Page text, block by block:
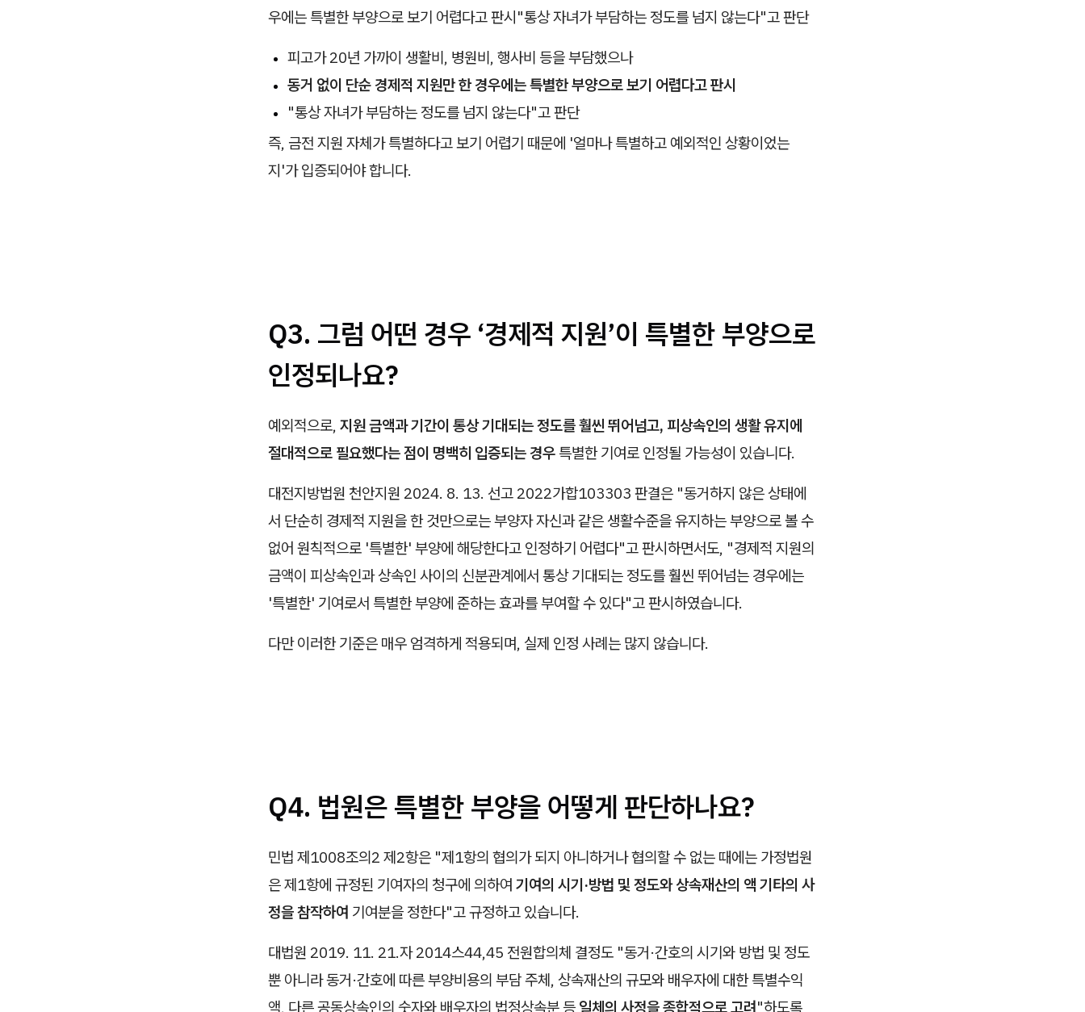
우에는 특별한 부양으로 보기 어렵다고 판시"통상 자녀가 부담하는 정도를 넘지 않는다"고 판단
피고가 20년 가까이 생활비, 병원비, 행사비 등을 부담했으나
동거 없이 단순 경제적 지원만 한 경우에는 특별한 부양으로 보기 어렵다고 판시
"통상 자녀가 부담하는 정도를 넘지 않는다"고 판단
즉, 금전 지원 자체가 특별하다고 보기 어렵기 때문에 '얼마나 특별하고 예외적인 상황이었는
지'가 입증되어야 합니다.
Q3. 그럼 어떤 경우 ‘경제적 지원’이 특별한 부양으로
인정되나요?
예외적으로, 지원 금액과 기간이 통상 기대되는 정도를 훨씬 뛰어넘고, 피상속인의 생활 유지에
절대적으로 필요했다는 점이 명백히 입증되는 경우 특별한 기여로 인정될 가능성이 있습니다.
대전지방법원 천안지원 2024. 8. 13. 선고 2022가합103303 판결은 "동거하지 않은 상태에
서 단순히 경제적 지원을 한 것만으로는 부양자 자신과 같은 생활수준을 유지하는 부양으로 볼 수
없어 원칙적으로 '특별한' 부양에 해당한다고 인정하기 어렵다"고 판시하면서도, "경제적 지원의
금액이 피상속인과 상속인 사이의 신분관계에서 통상 기대되는 정도를 훨씬 뛰어넘는 경우에는
'특별한' 기여로서 특별한 부양에 준하는 효과를 부여할 수 있다"고 판시하였습니다.
다만 이러한 기준은 매우 엄격하게 적용되며, 실제 인정 사례는 많지 않습니다.
Q4. 법원은 특별한 부양을 어떻게 판단하나요?
민법 제1008조의2 제2항은 "제1항의 협의가 되지 아니하거나 협의할 수 없는 때에는 가정법원
은 제1항에 규정된 기여자의 청구에 의하여 기여의 시기·방법 및 정도와 상속재산의 액 기타의 사
정을 참작하여 기여분을 정한다"고 규정하고 있습니다.
대법원 2019. 11. 21.자 2014스44,45 전원합의체 결정도 "동거·간호의 시기와 방법 및 정도
뿐 아니라 동거·간호에 따른 부양비용의 부담 주체, 상속재산의 규모와 배우자에 대한 특별수익
액, 다른 공동상속인의 숫자와 배우자의 법정상속분 등 일체의 사정을 종합적으로 고려"하도록